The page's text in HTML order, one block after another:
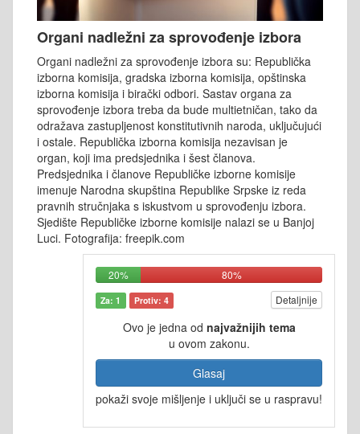
Organi nadležni za sprovođenje izbora
Organi nadležni za sprovođenje izbora su: Republička
izborna komisija, gradska izborna komisija, opštinska
izborna komisija i birački odbori. Sastav organa za
sprovođenje izbora treba da bude multietničan, tako da
odražava zastupljenost konstitutivnih naroda, uključujući
i ostale. Republička izborna komisija nezavisan je
organ, koji ima predsjednika i šest članova.
Predsjednika i članove Republičke izborne komisije
imenuje Narodna skupština Republike Srpske iz reda
pravnih stručnjaka s iskustvom u sprovođenju izbora.
Sjedište Republičke izborne komisije nalazi se u Banjoj
Luci. Fotografija: freepik.com
20% 80%
Za: 1 Protiv: 4 Detaljnije
Ovo je jedna od najvažnijih tema
u ovom zakonu.
Glasaj
pokaži svoje mišljenje i uključi se u raspravu!